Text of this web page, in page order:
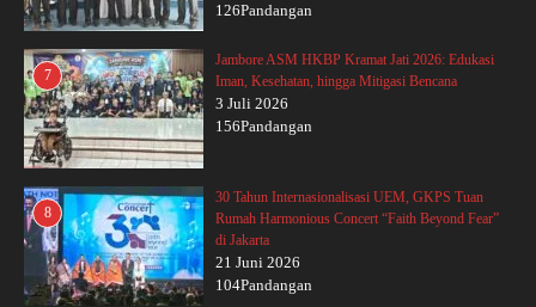
126Pandangan
7
Jambore ASM HKBP Kramat Jati 2026: Edukasi
Iman, Kesehatan, hingga Mitigasi Bencana
3 Juli 2026
156Pandangan
8
30 Tahun Internasionalisasi UEM, GKPS Tuan
Rumah Harmonious Concert “Faith Beyond Fear”
di Jakarta
21 Juni 2026
104Pandangan